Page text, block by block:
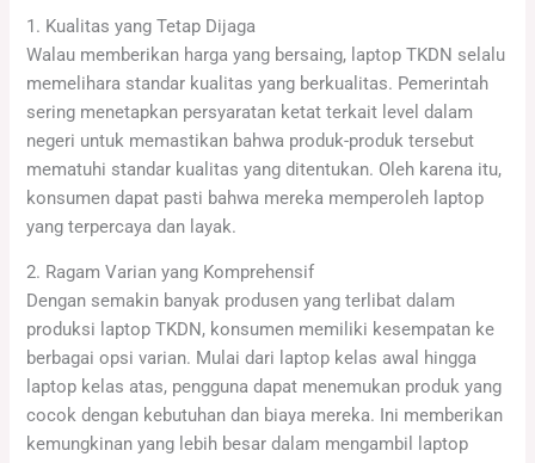
1. Kualitas yang Tetap Dijaga
Walau memberikan harga yang bersaing, laptop TKDN selalu
memelihara standar kualitas yang berkualitas. Pemerintah
sering menetapkan persyaratan ketat terkait level dalam
negeri untuk memastikan bahwa produk-produk tersebut
mematuhi standar kualitas yang ditentukan. Oleh karena itu,
konsumen dapat pasti bahwa mereka memperoleh laptop
yang terpercaya dan layak.
2. Ragam Varian yang Komprehensif
Dengan semakin banyak produsen yang terlibat dalam
produksi laptop TKDN, konsumen memiliki kesempatan ke
berbagai opsi varian. Mulai dari laptop kelas awal hingga
laptop kelas atas, pengguna dapat menemukan produk yang
cocok dengan kebutuhan dan biaya mereka. Ini memberikan
kemungkinan yang lebih besar dalam mengambil laptop